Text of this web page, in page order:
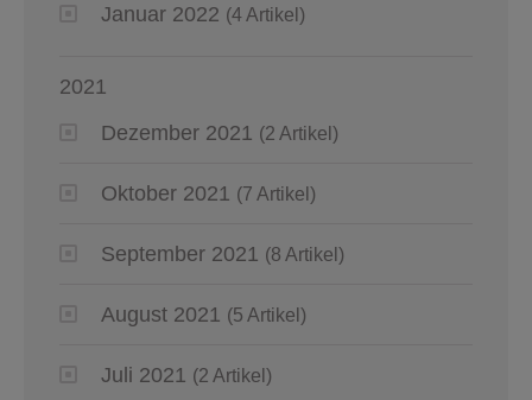
Januar 2022 (4 Artikel)
2021
Dezember 2021 (2 Artikel)
Oktober 2021 (7 Artikel)
September 2021 (8 Artikel)
August 2021 (5 Artikel)
Juli 2021 (2 Artikel)